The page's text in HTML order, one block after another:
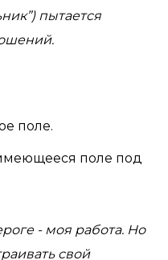
пытается
поле.
поле под
- моя работа. Но
свой